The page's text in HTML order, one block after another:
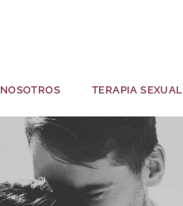
NOSOTROS TERAPIA SEXUAL